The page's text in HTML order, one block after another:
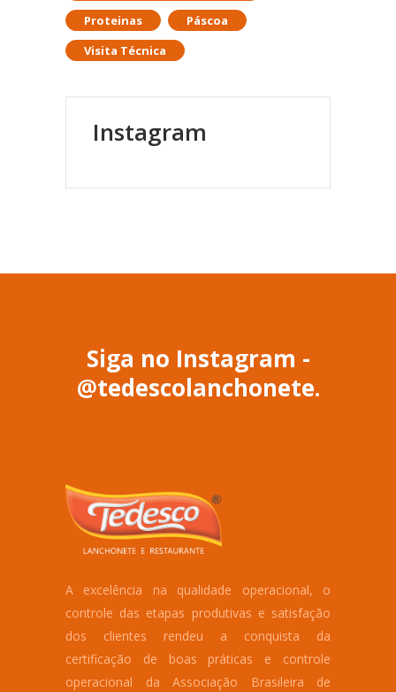
Proteinas
Páscoa
Visita Técnica
Instagram
Siga no Instagram -
@tedescolanchonete.
A excelência na qualidade operacional, o
controle das etapas produtivas e satisfação
dos clientes rendeu a conquista da
certificação de boas práticas e controle
operacional da Associação Brasileira de